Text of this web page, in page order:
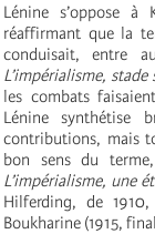
Lénine s’oppose
réaffirmant que la
conduisait, entre
L’impérialisme,
les combats
Lénine synthétise
contributions, mais
bon sens du
L’impérialisme, une
Hilferding, de
Boukharine (1915,